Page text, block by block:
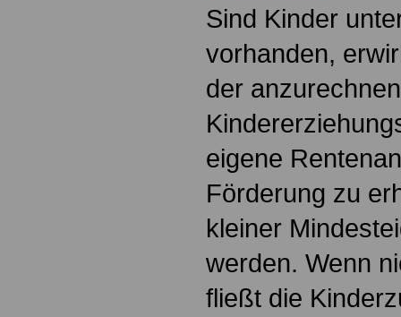
Sind Kinder
vorhanden,
der
eigene
Förderung zu
kleiner
werden. Wenn
fließt die